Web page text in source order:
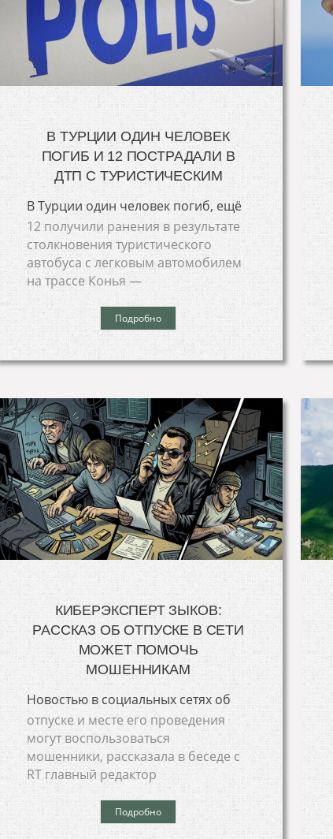
В ТУРЦИИ ОДИН ЧЕЛОВЕК
ПОГИБ И 12 ПОСТРАДАЛИ В
ДТП С ТУРИСТИЧЕСКИМ
В Турции один человек погиб, ещё
12 получили ранения в результате
столкновения туристического
автобуса с легковым автомобилем
на трассе Конья —
Подробно
КИБЕРЭКСПЕРТ ЗЫКОВ:
РАССКАЗ ОБ ОТПУСКЕ В СЕТИ
МОЖЕТ ПОМОЧЬ
МОШЕННИКАМ
Новостью в социальных сетях об
отпуске и месте его проведения
могут воспользоваться
мошенники, рассказала в беседе с
RT главный редактор
Подробно